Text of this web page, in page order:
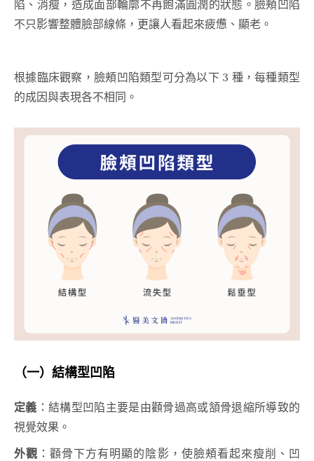
陷、消瘦，造成面部輪廓不再飽滿圓潤的狀態。臉頰凹陷
不只影響整體臉部線條，更讓人看起來疲憊、顯老。
根據臨床觀察， 臉頰凹陷類型可分為以下 3 種，每種類型
的成因與表現各不相同。
（一）結構型凹陷
定義 ：結構型凹陷主要是由顴骨過高或頷骨退縮所導致的
視覺效果。
外觀 ：顴骨下方有明顯的陰影，使臉頰看起來瘦削、凹